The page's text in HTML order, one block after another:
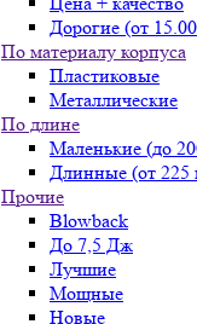
Дорогие (от
По материалу корпуса
Пластиковые
Металлические
По длине
Маленькие (до
Длинные (от 225
Прочие
Blowback
До 7,5 Дж
Лучшие
Мощные
Новые